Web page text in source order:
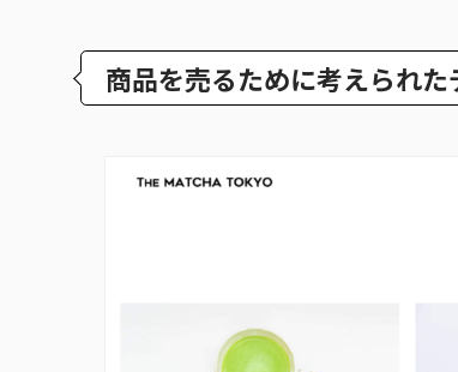
商品を売るために考えられた